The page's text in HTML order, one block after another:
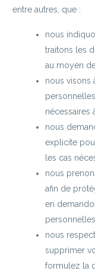
entre autres, que :
nous
traitons les
au moyen
nous visons
nécessaires
nous
explicite
les cas
nous
afin de
en
nous
supprimer
formulez la